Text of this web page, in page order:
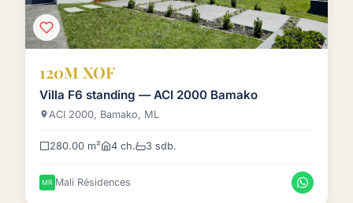
120M XOF
Villa F6 standing — ACI 2000 Bamako
ACI 2000, Bamako, ML
280.00 m² 4 ch. 3 sdb.
Mali Résidences